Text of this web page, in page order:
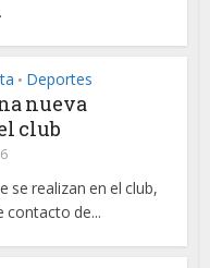
• Deportes
nueva
club
se realizan en el club,
contacto de...